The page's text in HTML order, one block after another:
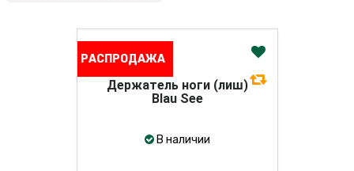
РАСПРОДАЖА
Держатель ноги (лиш)
Blau See
В наличии